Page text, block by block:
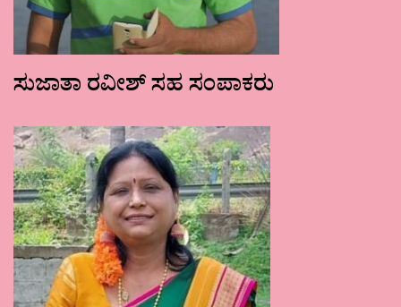
ಸುಜಾತಾ ರವೀಶ್ ಸಹ ಸಂಪಾಕರು